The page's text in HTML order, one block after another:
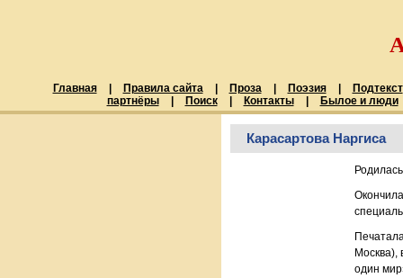
Главная Правила сайта Проза Поэзия
Подтекст
партнёры
Поиск Контакты Былое и люди
Карасартова Наргиса
Москва),
один